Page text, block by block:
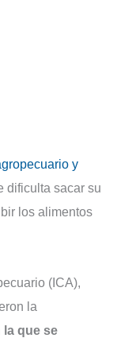
y
dificulta sacar su
los alimentos
(ICA),
la
la que se